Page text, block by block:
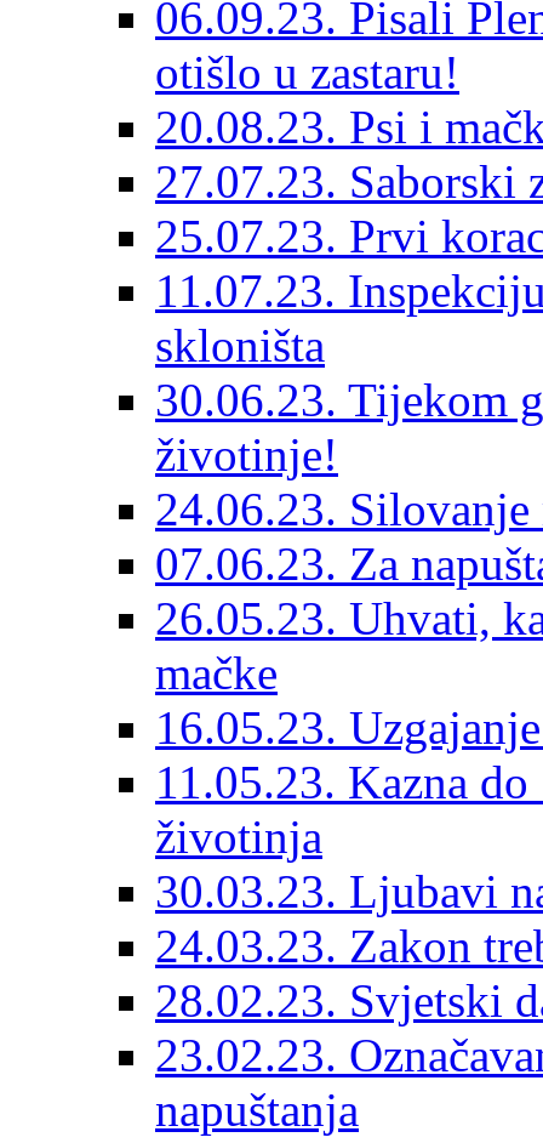
06.09.23. Pisali
otišlo u zastaru!
20.08.23. Psi i
27.07.23. Saborski
25.07.23. Prvi
11.07.23.
skloništa
30.06.23. Tijekom
životinje!
24.06.23.
07.06.23. Za
26.05.23. Uhvati,
mačke
16.05.23.
11.05.23. Kazna
životinja
30.03.23. Ljubavi
24.03.23. Zakon
28.02.23. Svjetski
23.02.23.
napuštanja